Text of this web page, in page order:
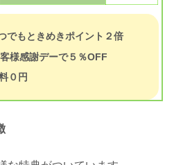
でもときめきポイント２倍
様感謝デーで５％OFF
０円